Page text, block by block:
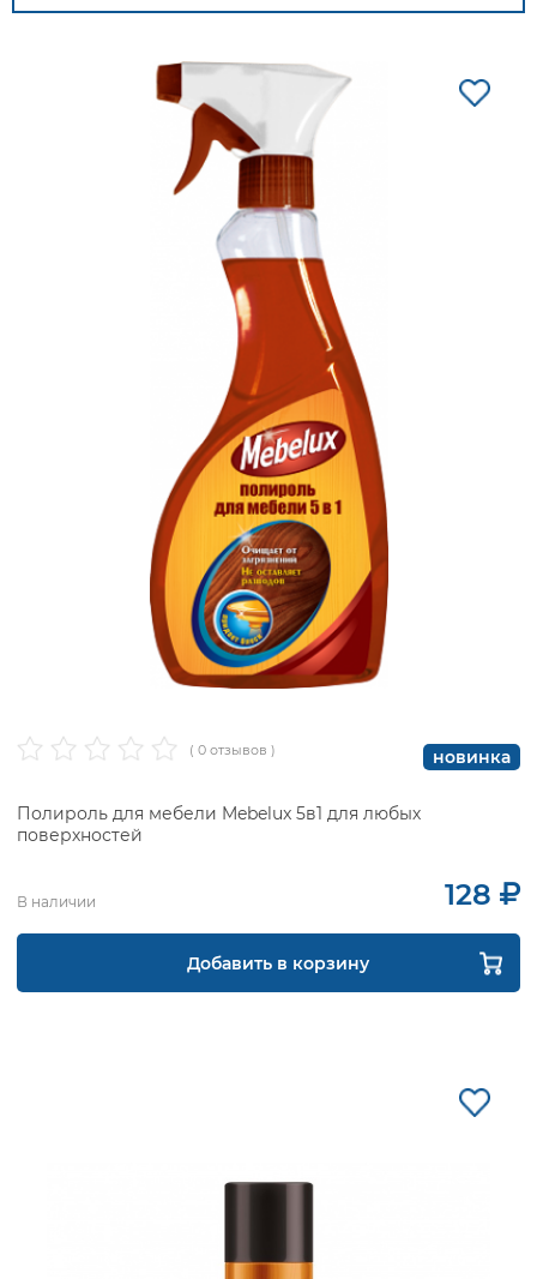
( 0 отзывов ) новинка
Полироль для мебели Mebelux 5в1 для любых
поверхностей
В наличии 128
Добавить в корзину